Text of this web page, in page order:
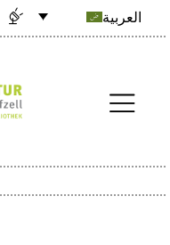
العربية